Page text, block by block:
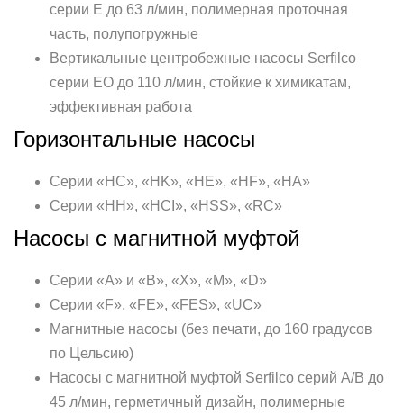
серии E до 63 л/мин, полимерная проточная
часть, полупогружные
Вертикальные центробежные насосы Serfilco
серии EO до 110 л/мин, стойкие к химикатам,
эффективная работа
Горизонтальные насосы
Серии «НС», «НK», «НE», «НF», «НA»
Серии «НH», «НСI», «НSS», «RС»
Насосы с магнитной муфтой
Серии «А» и «В», «X», «M», «D»
Серии «F», «FE», «FES», «UC»
Магнитные насосы (без печати, до 160 градусов
по Цельсию)
Насосы с магнитной муфтой Serfilco серий A/B до
45 л/мин, герметичный дизайн, полимерные